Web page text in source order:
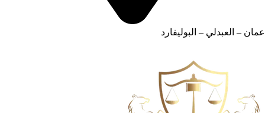
عمان – العبدلي – البوليفارد